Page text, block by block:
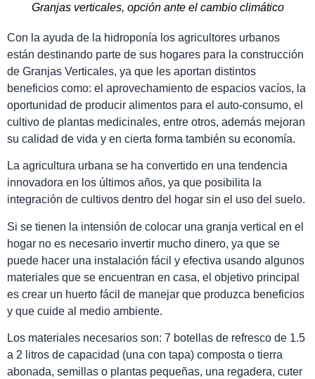
Granjas verticales, opción ante el cambio climático
Con la ayuda de la hidroponía los agricultores urbanos
están destinando parte de sus hogares para la construcción
de Granjas Verticales, ya que les aportan distintos
beneficios como: el aprovechamiento de espacios vacíos, la
oportunidad de producir alimentos para el auto-consumo, el
cultivo de plantas medicinales, entre otros, además mejoran
su calidad de vida y en cierta forma también su economía.
La agricultura urbana se ha convertido en una tendencia
innovadora en los últimos años, ya que posibilita la
integración de cultivos dentro del hogar sin el uso del suelo.
Si se tienen la intensión de colocar una granja vertical en el
hogar no es necesario invertir mucho dinero, ya que se
puede hacer una instalación fácil y efectiva usando algunos
materiales que se encuentran en casa, el objetivo principal
es crear un huerto fácil de manejar que produzca beneficios
y que cuide al medio ambiente.
Los materiales necesarios son: 7 botellas de refresco de 1.5
a 2 litros de capacidad (una con tapa) composta o tierra
abonada, semillas o plantas pequeñas, una regadera, cuter